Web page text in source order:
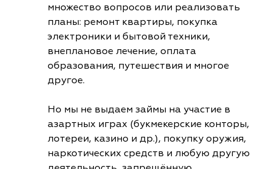
множество вопросов или реализовать
планы: ремонт квартиры, покупка
электроники и бытовой техники,
внеплановое лечение, оплата
образования, путешествия и многое
другое.
Но мы не выдаем займы на участие в
азартных играх (букмекерские конторы,
лотереи, казино и др.), покупку оружия,
наркотических средств и любую другую